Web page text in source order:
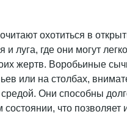
охотиться в
и луга, где они могут
жертв. Воробьиные
или на столбах,
Они способны
что позволяет